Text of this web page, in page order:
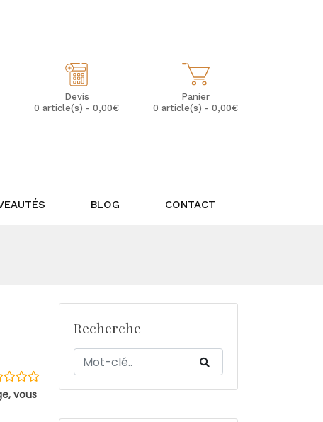
Panier
0 article(s) - 0,00€
Devis
0 article(s) - 0,00€
BLOG CONTACT
vous
Recherche